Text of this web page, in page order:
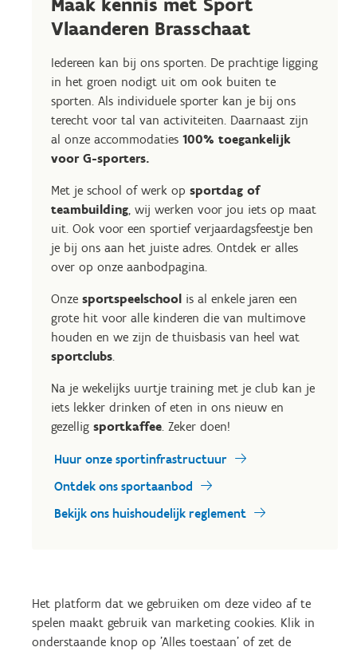
Vlaanderen Brasschaat
Iedereen kan bij ons sporten. De prachtige ligging
in het groen nodigt uit om ook buiten te
sporten. Als individuele sporter kan je bij ons
terecht voor tal van activiteiten. Daarnaast zijn
al onze accommodaties 100% toegankelijk
voor G-sporters.
Met je school of werk op sportdag of
teambuilding, wij werken voor jou iets op maat
uit. Ook voor een sportief verjaardagsfeestje ben
je bij ons aan het juiste adres. Ontdek er alles
over op onze aanbodpagina.
Onze sportspeelschool is al enkele jaren een
grote hit voor alle kinderen die van multimove
houden en we zijn de thuisbasis van heel wat
sportclubs.
Na je wekelijks uurtje training met je club kan je
iets lekker drinken of eten in ons nieuw en
gezellig sportkaffee. Zeker doen!
Huur onze sportinfrastructuur
Ontdek ons sportaanbod
Bekijk ons huishoudelijk reglement
Het platform dat we gebruiken om deze video af te
spelen maakt gebruik van marketing cookies. Klik in
onderstaande knop op 'Alles toestaan' of zet de